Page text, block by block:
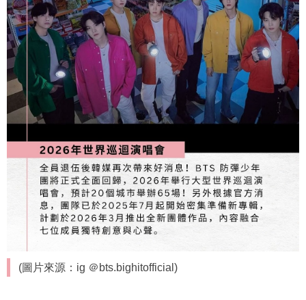
(圖片來源：ig ＠bts.bighitofficial)